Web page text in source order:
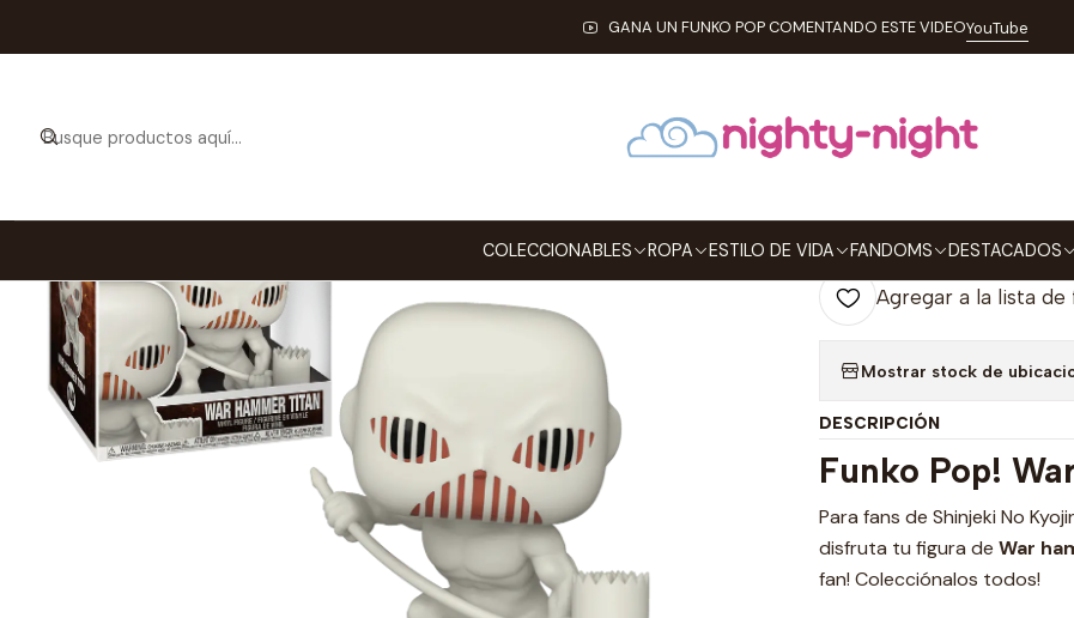
COLECCIONABLES ROPA ESTILO DE VIDA FANDOMS DESTACADOS
GANA UN FUNKO POP COMENTANDO ESTE VIDEOYouTube
FUNKO Pop! Animation War Hammer Titan Funko Pop
War Hammer
Titan 1449
Cantidad
Agregar a la lista de
Mostrar stock de
DESCRIPCIÓN
Funko Pop!
Para fans de Shinjeki No
disfruta tu figura de War
fan! Colecciónalos todos!